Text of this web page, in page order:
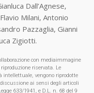
Dall’Agnese,
Milani, Antonio
Pazzaglia, Gianni
Zigiotti.
con mediaimmagine
riservata. Le
vengono riprodotte
ai sensi degli articoli
633/1941, e D.L. n. 68 del 9